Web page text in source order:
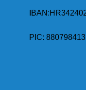
IBAN:
PIC: 880798413